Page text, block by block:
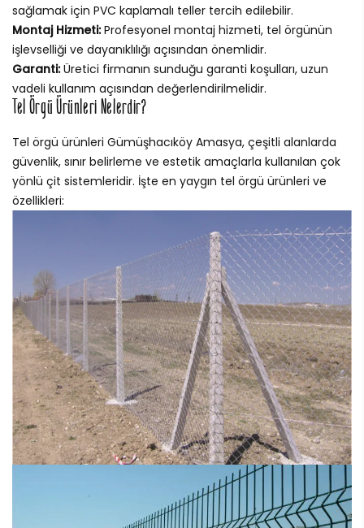
sağlamak için PVC kaplamalı teller tercih edilebilir.
Montaj Hizmeti:Profesyonel montaj hizmeti, tel örgünün
işlevselliği ve dayanıklılığı açısından önemlidir.
Garanti:Üretici firmanın sunduğu garanti koşulları, uzun
vadeli kullanım açısından değerlendirilmelidir.
Tel Örgü Ürünleri Nelerdir?
Tel örgü ürünleri Gümüşhacıköy Amasya, çeşitli alanlarda
güvenlik, sınır belirleme ve estetik amaçlarla kullanılan çok
yönlü çit sistemleridir. İşte en yaygın tel örgü ürünleri ve
özellikleri: